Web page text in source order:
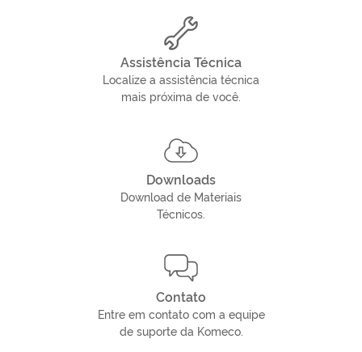
Assistência Técnica
Localize a assistência técnica
mais próxima de você.
Downloads
Download de Materiais
Técnicos.
Contato
Entre em contato com a equipe
de suporte da Komeco.